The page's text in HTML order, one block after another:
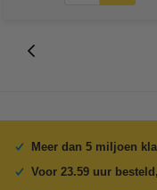
Meer dan 5 miljoen
Voor 23.59 uur